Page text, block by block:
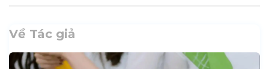
Về Tác giả